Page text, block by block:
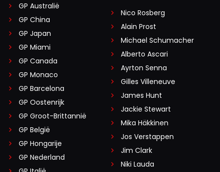
GP Australië
GP China
GP Japan
GP Miami
GP Canada
GP Monaco
GP Barcelona
GP Oostenrijk
GP Groot-Brittannië
GP België
GP Hongarije
GP Nederland
Nico Rosberg
Alain Prost
Michael Schumacher
Alberto Ascari
Ayrton Senna
Gilles Villeneuve
James Hunt
Jackie Stewart
Mika Häkkinen
Jos Verstappen
Jim Clark
Niki Lauda